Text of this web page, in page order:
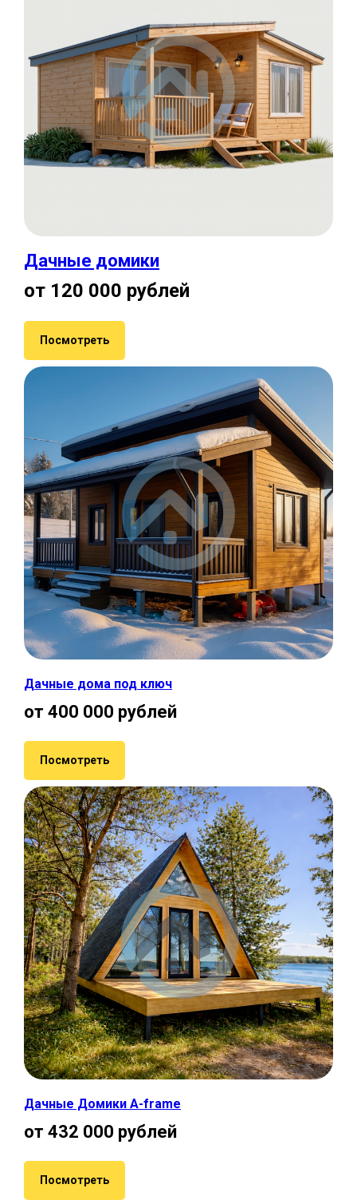
Дачные домики
от 120 000 рублей
Посмотреть
Дачные дома под ключ
от 400 000 рублей
Посмотреть
Дачные Домики A-frame
от 432 000 рублей
Посмотреть